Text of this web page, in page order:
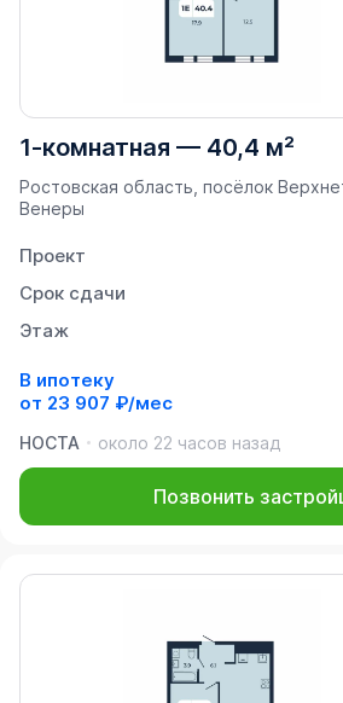
1-комнатная — 40,4 м²
Ростовская область, посёлок
Венеры
Проект
Срок сдачи
Этаж
В ипотеку
от 23 907 ₽/мес
НОСТА
около 22 часов назад
Позвонить